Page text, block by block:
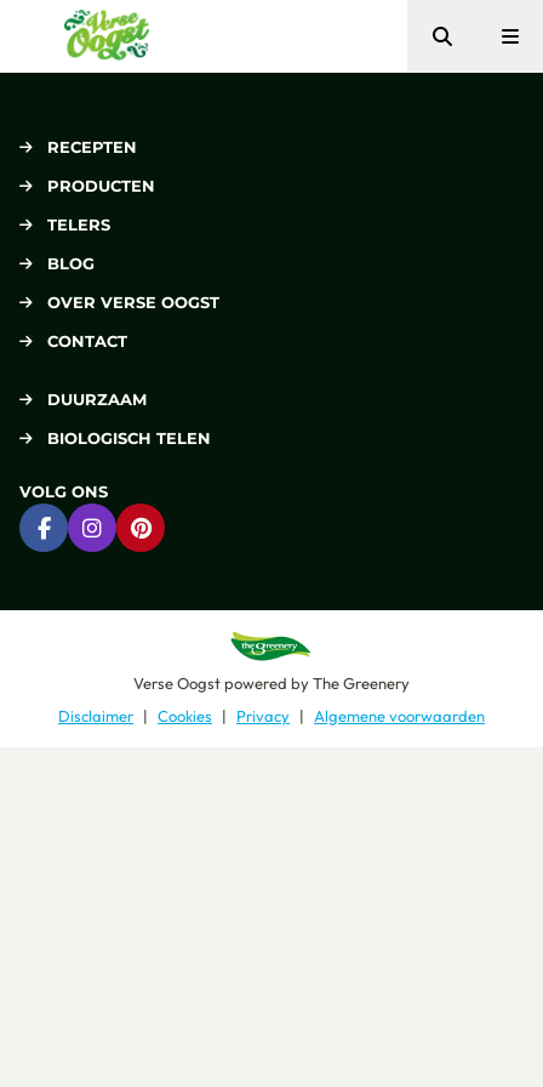
Verse Oogst
Zoeken
RECEPTEN
PRODUCTEN
TELERS
BLOG
OVER VERSE OOGST
CONTACT
DUURZAAM
BIOLOGISCH TELEN
VOLG ONS
Ga naar Facebook
Ga naar Instagram
Ga naar Pinterest
Verse Oogstpowered byThe Greenery
Disclaimer
Cookies Privacy Algemene voorwaarden